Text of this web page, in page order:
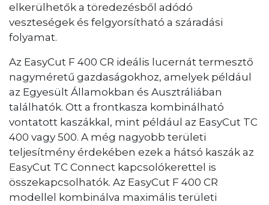
elkerülhetők a töredezésből adódó
veszteségek és felgyorsítható a száradási
folyamat.
Az EasyCut F 400 CR ideális lucernát termesztő
nagyméretű gazdaságokhoz, amelyek például
az Egyesült Államokban és Ausztráliában
találhatók. Ott a frontkasza kombinálható
vontatott kaszákkal, mint például az EasyCut TC
400 vagy 500. A még nagyobb területi
teljesítmény érdekében ezek a hátsó kaszák az
EasyCut TC Connect kapcsolókerettel is
összekapcsolhatók. Az EasyCut F 400 CR
modellel kombinálva maximális területi